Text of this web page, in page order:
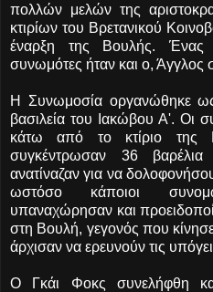
πολλών μελών της
κτιρίων του Βρετανικού
έναρξη της Βουλής.
συνωμότες ήταν και ο, Άγγλος
Η Συνωμοσία οργανώθηκε ως
βασιλεία του Ιακώβου Α'. Οι
κάτω από το κτίριο της
συγκέντρωσαν 36
ανατίναζαν για να
ωστόσο κάποιοι
υπαναχώρησαν και
στη Βουλή, γεγονός που
άρχισαν να ερευνούν τις
Ο Γκάι Φοκς συνελήφθη